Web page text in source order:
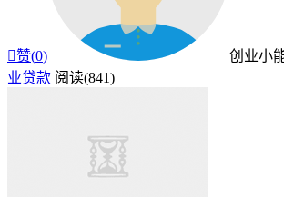
赞(0) 创业小
业贷款 阅读(841)